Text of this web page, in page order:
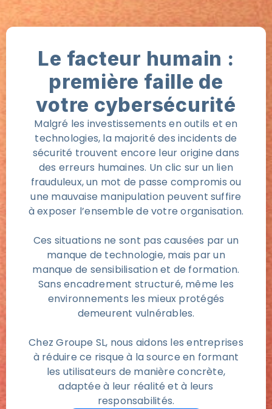
Le facteur humain :
première faille de
votre cybersécurité
Malgré les investissements en outils et en
technologies, la majorité des incidents de
sécurité trouvent encore leur origine dans
des erreurs humaines. Un clic sur un lien
frauduleux, un mot de passe compromis ou
une mauvaise manipulation peuvent suffire
à exposer l’ensemble de votre organisation.
Ces situations ne sont pas causées par un
manque de technologie, mais par un
manque de sensibilisation et de formation.
Sans encadrement structuré, même les
environnements les mieux protégés
demeurent vulnérables.
Chez Groupe SL, nous aidons les entreprises
à réduire ce risque à la source en formant
les utilisateurs de manière concrète,
adaptée à leur réalité et à leurs
responsabilités.